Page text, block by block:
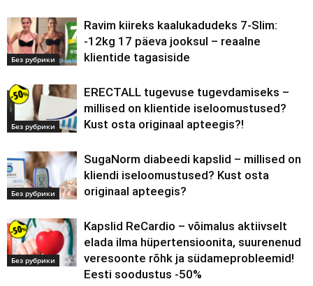
Без рубрики
Ravim kiireks kaalukadudeks 7-Slim:
-12kg 17 päeva jooksul – reaalne
klientide tagasiside
Без рубрики
ERECTALL tugevuse tugevdamiseks –
millised on klientide iseloomustused?
Kust osta originaal apteegis?!
Без рубрики
SugaNorm diabeedi kapslid – millised on
kliendi iseloomustused? Kust osta
originaal apteegis?
Без рубрики
Kapslid ReCardio – võimalus aktiivselt
elada ilma hüpertensioonita, suurenenud
veresoonte rõhk ja südameprobleemid!
Eesti soodustus -50%